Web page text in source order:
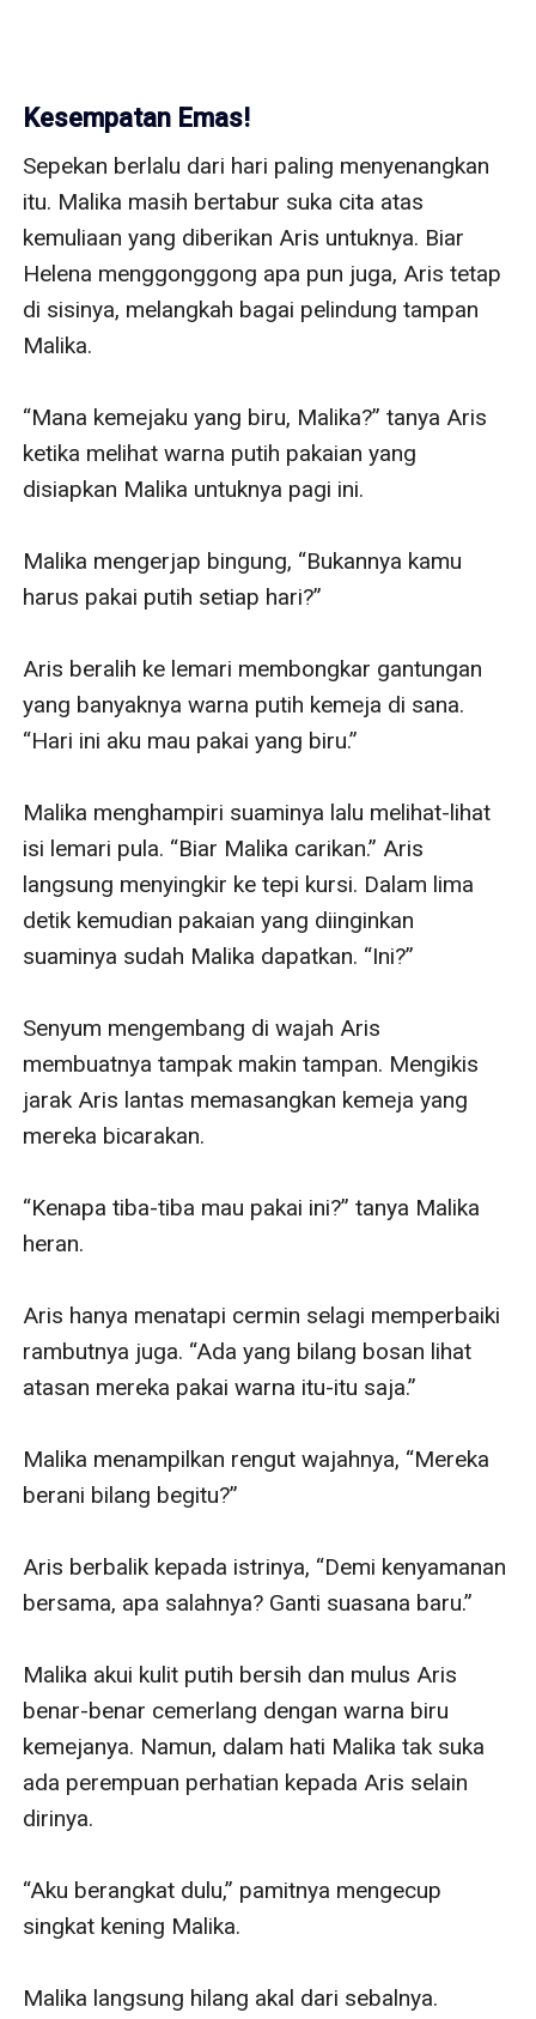
Kesempatan Emas!
Sepekan berlalu dari hari paling menyenangkan
itu. Malika masih bertabur suka cita atas
kemuliaan yang diberikan Aris untuknya. Biar
Helena menggonggong apa pun juga, Aris tetap
di sisinya, melangkah bagai pelindung tampan
Malika.
“Mana kemejaku yang biru, Malika?” tanya Aris
ketika melihat warna putih pakaian yang
disiapkan Malika untuknya pagi ini.
Malika mengerjap bingung, “Bukannya kamu
harus pakai putih setiap hari?”
Aris beralih ke lemari membongkar gantungan
yang banyaknya warna putih kemeja di sana.
“Hari ini aku mau pakai yang biru.”
Malika menghampiri suaminya lalu melihat-lihat
isi lemari pula. “Biar Malika carikan.” Aris
langsung menyingkir ke tepi kursi. Dalam lima
detik kemudian pakaian yang diinginkan
suaminya sudah Malika dapatkan. “Ini?”
Senyum mengembang di wajah Aris
membuatnya tampak makin tampan. Mengikis
jarak Aris lantas memasangkan kemeja yang
mereka bicarakan.
“Kenapa tiba-tiba mau pakai ini?” tanya Malika
heran.
Aris hanya menatapi cermin selagi memperbaiki
rambutnya juga. “Ada yang bilang bosan lihat
atasan mereka pakai warna itu-itu saja.”
Malika menampilkan rengut wajahnya, “Mereka
berani bilang begitu?”
Aris berbalik kepada istrinya, “Demi kenyamanan
bersama, apa salahnya? Ganti suasana baru.”
Malika akui kulit putih bersih dan mulus Aris
benar-benar cemerlang dengan warna biru
kemejanya. Namun, dalam hati Malika tak suka
ada perempuan perhatian kepada Aris selain
dirinya.
“Aku berangkat dulu,” pamitnya mengecup
singkat kening Malika.
Malika langsung hilang akal dari sebalnya.